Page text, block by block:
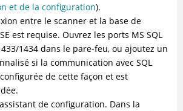
et de la configuration).
entre le scanner et la base de
est requise. Ouvrez les ports MS SQL
1434 dans le pare-feu, ou ajoutez un
si la communication avec SQL
de cette façon et est
de configuration. Dans la